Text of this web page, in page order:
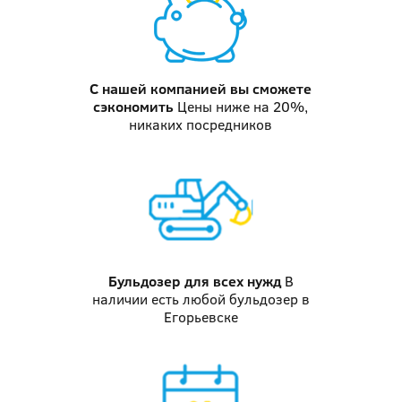
С нашей компанией вы сможете
сэкономить Цены ниже на 20%,
никаких посредников
Бульдозер для всех нужд В
наличии есть любой бульдозер в
Егорьевске